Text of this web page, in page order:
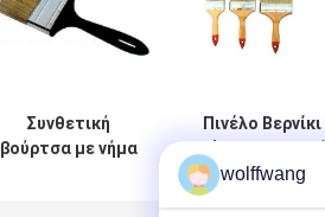
Συνθετική
βούρτσα με νήμα
Πινέλο Βερνίκι
από Λακαρισμένο
wolffwang